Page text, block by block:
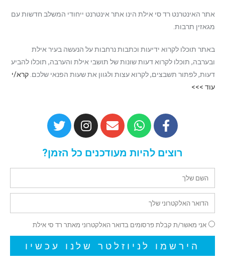
אתר האינטרנט רד סי אילת הינו אתר אינטרנט ייחודי המשלב חדשות עם
מגאזין תרבות.
באתר תוכלו לקרוא ידיעות וכתבות נרחבות על הנעשה בעיר אילת
ובערבה, תוכלו לקרוא דעות שונות של תושבי אילת והערבה, תוכלו להביע
דעות, לפתור תשבצים, לקרוא עצות ולגוון את שעות הפנאי שלכם. קרא/י
עוד >>>
רוצים להיות מעודכנים כל הזמן?
אני מאשר/ת קבלת פרסומים בדואר האלקטרוני מאתר רד סי אילת
הירשמו לניוזלטר שלנו עכשיו